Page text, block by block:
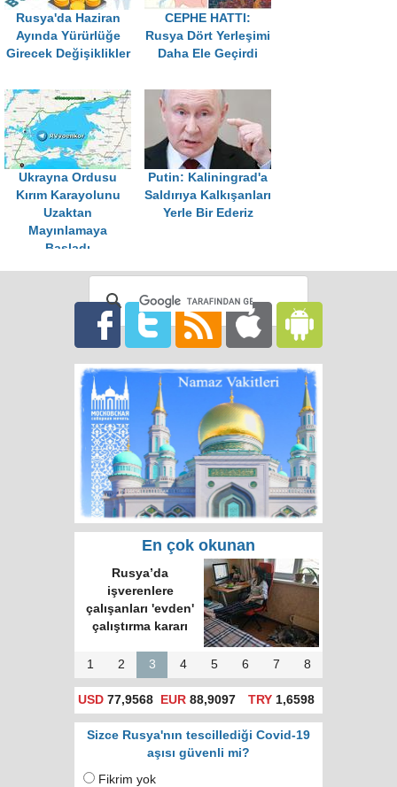
Rusya'da Haziran
Ayında Yürürlüğe
Girecek Değişiklikler
CEPHE HATTI:
Rusya Dört Yerleşimi
Daha Ele Geçirdi
Ukrayna Ordusu
Kırım Karayolunu
Uzaktan
Mayınlamaya
Başladı
Putin: Kaliningrad'a
Saldırıya Kalkışanları
Yerle Bir Ederiz
En çok okunan
Rusya’da
işverenlere
çalışanları 'evden'
çalıştırma kararı
1 2 3 4 5 6 7 8
USD 77,9568 EUR 88,9097 TRY1,6598
Sizce Rusya'nın tescillediği Covid-19
aşısı güvenli mi?
Fikrim yok